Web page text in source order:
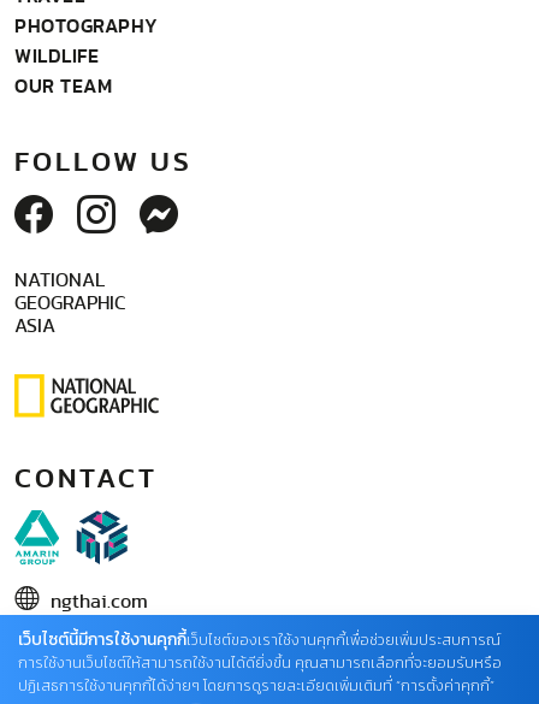
PHOTOGRAPHY
WILDLIFE
OUR TEAM
FOLLOW US
NATIONAL
GEOGRAPHIC
ASIA
CONTACT
ngthai.com
บริษัท เอเอ็มอี อิมเมจิเนทีฟ จำกัด
ในเครือ บริษัท อมรินทร์ คอร์เปอเรชั่นส์ จำกัด (มหาชน)
เว็บไซต์นี้มีการใช้งานคุกกี้เว็บไซต์ของเราใช้งานคุกกี้เพื่อช่วยเพิ่มประสบการณ์
การใช้งานเว็บไซต์ให้สามารถใช้งานได้ดียิ่งขึ้น คุณสามารถเลือกที่จะยอมรับหรือ
ปฏิเสธการใช้งานคุกกี้ได้ง่ายๆ โดยการดูรายละเอียดเพิ่มเติมที่ “การตั้งค่าคุกกี้”